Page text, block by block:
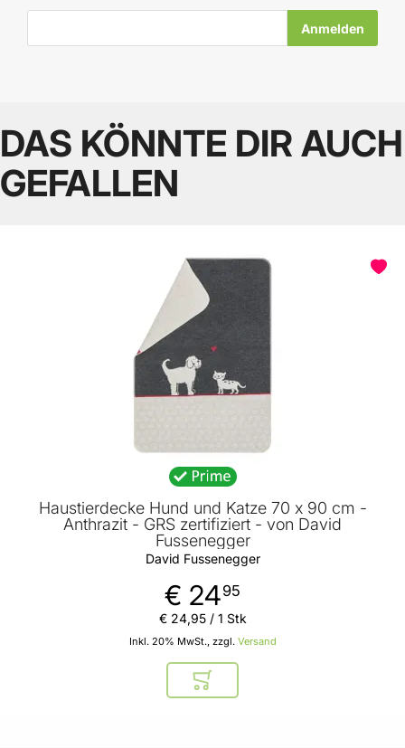
E-Mail-Adresse
DAS KÖNNTE DIR AUCH
GEFALLEN
Haustierdecke Hund und Katze 70 x 90 cm -
Anthrazit - GRS zertifiziert - von David
Fussenegger
David Fussenegger
€ 2495
Inkl. 20% MwSt., zzgl. Versand
€ 24,95/ 1 Stk
In den Warenkorb